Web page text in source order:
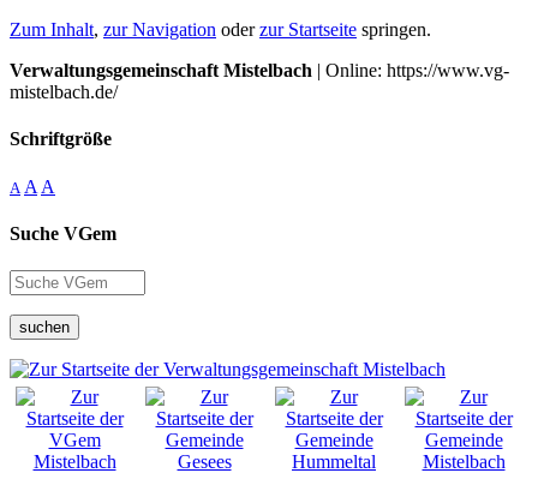
Zum Inhalt, zur Navigation oderzur Startseite springen.
Verwaltungsgemeinschaft Mistelbach | Online: https://www.vg-
mistelbach.de/
Schriftgröße
A A A
Suche VGem
suchen